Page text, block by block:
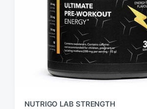
NUTRIGO LAB STRENGTH